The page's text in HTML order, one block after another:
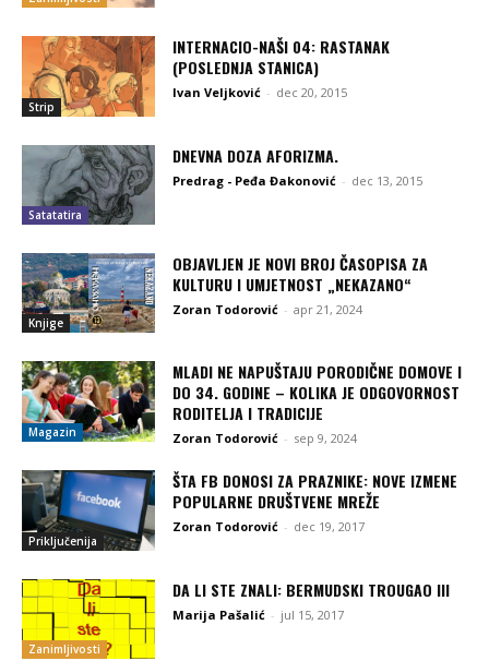
Strip
INTERNACIO-NAŠI 04: RASTANAK
(POSLEDNJA STANICA)
Ivan Veljković - dec 20, 2015
Satatatira
DNEVNA DOZA AFORIZMA.
Predrag - Peđa Đakonović - dec 13, 2015
Knjige
OBJAVLJEN JE NOVI BROJ ČASOPISA ZA
KULTURU I UMJETNOST „NEKAZANO“
Zoran Todorović - apr 21, 2024
Magazin
MLADI NE NAPUŠTAJU PORODIČNE DOMOVE I
DO 34. GODINE – KOLIKA JE ODGOVORNOST
RODITELJA I TRADICIJE
Zoran Todorović - sep 9, 2024
Priključenija
ŠTA FB DONOSI ZA PRAZNIKE: NOVE IZMENE
POPULARNE DRUŠTVENE MREŽE
Zoran Todorović - dec 19, 2017
Zanimljivosti
DA LI STE ZNALI: BERMUDSKI TROUGAO III
Marija Pašalić - jul 15, 2017